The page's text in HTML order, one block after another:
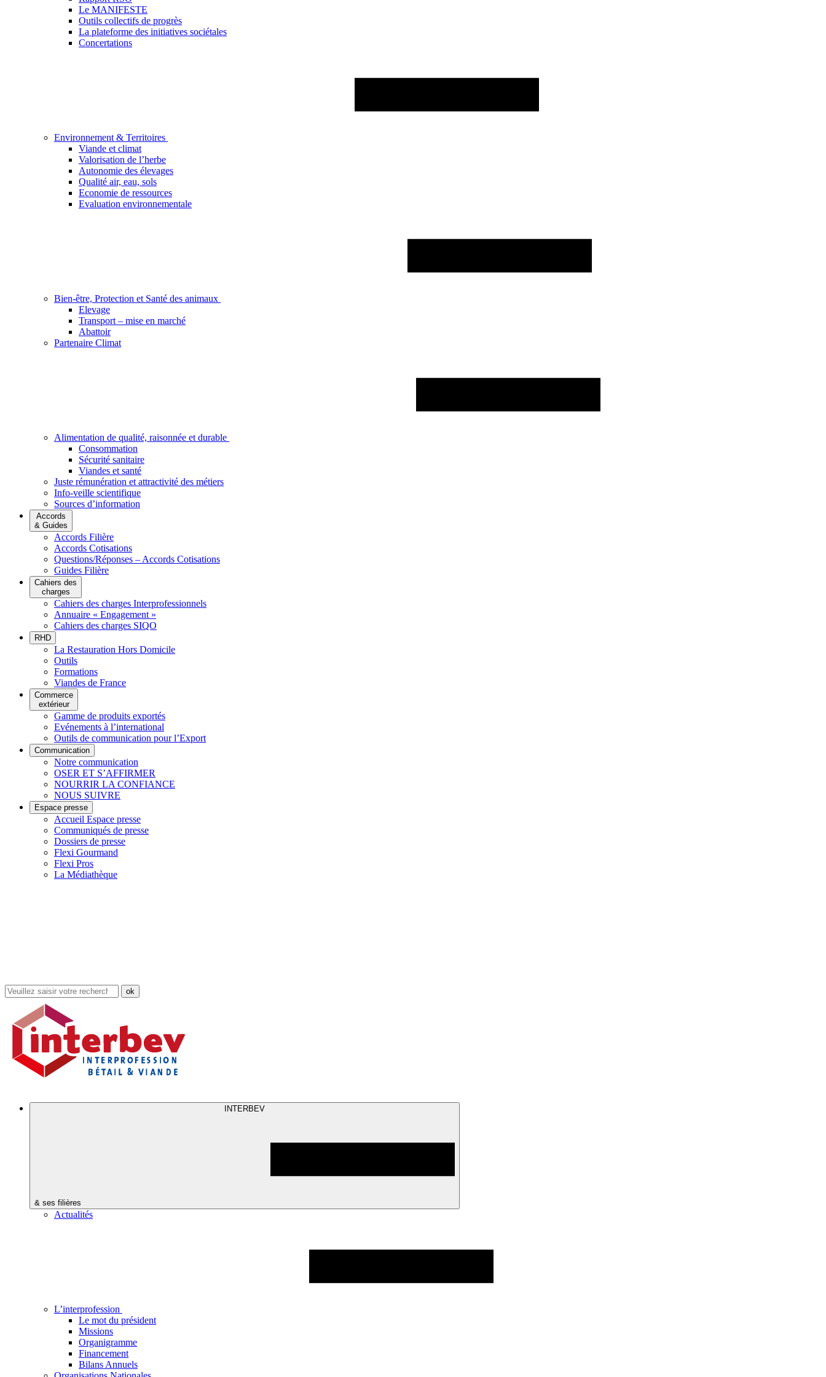
Le MANIFESTE
Outils collectifs de progrès
La plateforme des initiatives sociétales
Concertations
Environnement & Territoires
Viande et climat
Valorisation de l’herbe
Autonomie des élevages
Qualité air, eau, sols
Economie de ressources
Evaluation environnementale
Bien-être, Protection et Santé des animaux
Elevage
Transport – mise en marché
Abattoir
Partenaire Climat
Alimentation de qualité, raisonnée et durable
Consommation
Sécurité sanitaire
Viandes et santé
Juste rémunération et attractivité des métiers
Info-veille scientifique
Sources d’information
Accords
& Guides
Accords Filière
Accords Cotisations
Questions/Réponses – Accords Cotisations
Guides Filière
Cahiers des
charges
Cahiers des charges Interprofessionnels
Annuaire « Engagement »
Cahiers des charges SIQO
RHD
La Restauration Hors Domicile
Outils
Formations
Viandes de France
Commerce
extérieur
Gamme de produits exportés
Evénements à l’international
Outils de communication pour l’Export
Communication
Notre communication
OSER ET S’AFFIRMER
NOURRIR LA CONFIANCE
NOUS SUIVRE
Espace presse
Accueil Espace presse
Communiqués de presse
Dossiers de presse
Flexi Gourmand
Flexi Pros
La Médiathèque
Rechercher
dans
site
INTERBEV
& ses filières
Actualités
L’interprofession
Le mot du président
Missions
Organigramme
Financement
Bilans Annuels